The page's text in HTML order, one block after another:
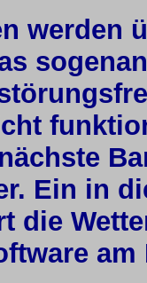
werden
Ein in
die
am